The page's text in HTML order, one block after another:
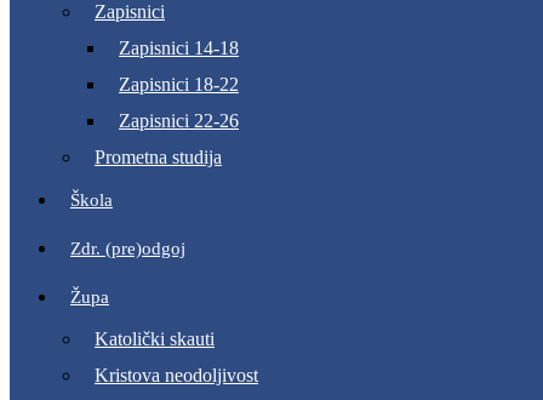
Zapisnici
Zapisnici 14-18
Zapisnici 18-22
Zapisnici 22-26
Prometna studija
Škola
Zdr. (pre)odgoj
Župa
Katolički skauti
Kristova neodoljivost